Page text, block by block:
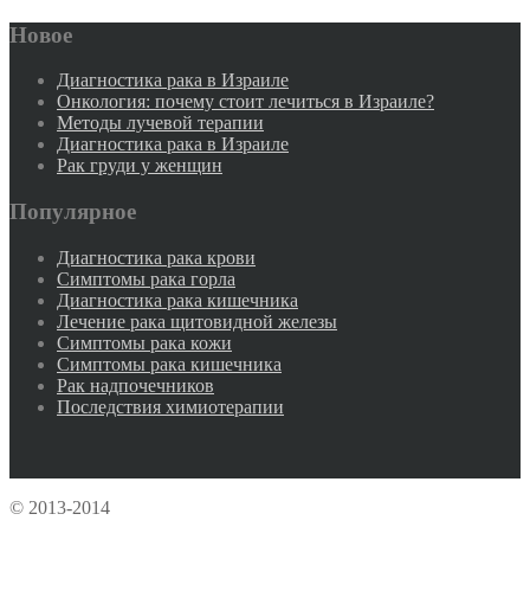
Новое
Диагностика рака в Израиле
Онкология: почему стоит лечиться в Израиле?
Методы лучевой терапии
Диагностика рака в Израиле
Рак груди у женщин
Популярное
Диагностика рака крови
Симптомы рака горла
Диагностика рака кишечника
Лечение рака щитовидной железы
Симптомы рака кожи
Симптомы рака кишечника
Рак надпочечников
Последствия химиотерапии
© 2013-2014